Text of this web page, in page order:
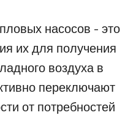
насосов - это
их для получения
воздуха в
переключают
от потребностей